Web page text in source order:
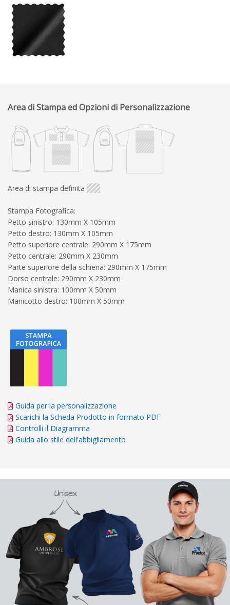
Area di Stampa ed Opzioni di Personalizzazione
Area di stampa definita
Stampa Fotografica:
Petto sinistro: 130mm X 105mm
Petto destro: 130mm X 105mm
Petto superiore centrale: 290mm X 175mm
Petto centrale: 290mm X 230mm
Parte superiore della schiena: 290mm X 175mm
Dorso centrale: 290mm X 230mm
Manica sinistra: 100mm X 50mm
Manicotto destro: 100mm X 50mm
Guida per la personalizzazione
Scarichi la Scheda Prodotto in formato PDF
Controlli il Diagramma
Guida allo stile dell'abbigliamento